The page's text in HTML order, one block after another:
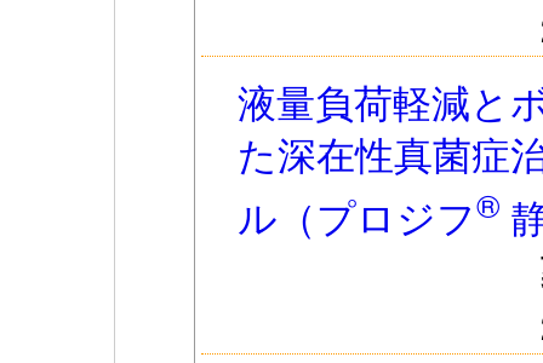
液量負荷軽減と
た深在性真菌症
ル（プロジフ®